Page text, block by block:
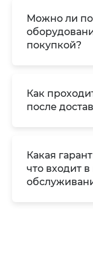
Можно ли
покупкой?
Как
после
Какая
что входит